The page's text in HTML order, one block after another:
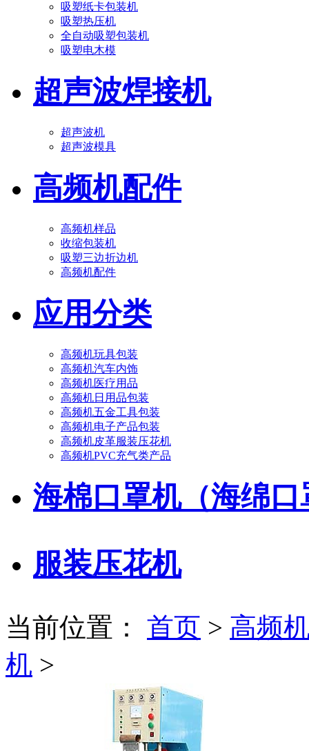
吸塑纸卡包装机
吸塑热压机
全自动吸塑包装机
吸塑电木模
超声波焊接机
超声波机
超声波模具
高频机配件
高频机样品
收缩包装机
吸塑三边折边机
高频机配件
应用分类
高频机玩具包装
高频机汽车内饰
高频机医疗用品
高频机日用品包装
高频机五金工具包装
高频机电子产品包装
高频机皮革服装压花机
高频机PVC充气类产品
海棉口罩机（海绵口
服装压花机
当前位置： 首页 > 高频
机 >